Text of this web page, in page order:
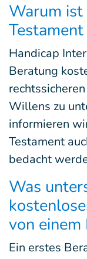
Warum
Handicap
Beratung
Willens zu
informieren
Testament
bedacht
Was
von einem
Ein erstes